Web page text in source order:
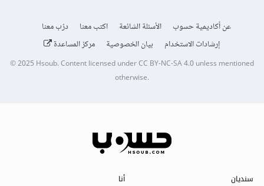
عن أكاديمية حسوب الأسئلة الشائعة اكتب معنا
درّب معنا
إرشادات الاستخدام
بيان الخصوصية مركز المساعدة
© 2025Hsoub.Content licensed underCC BY-NC-SA 4.0unless mentioned
otherwise.